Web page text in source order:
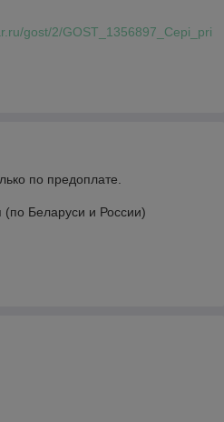
gost/2/GOST_1356897_Cepi_pri
по предоплате.
Беларуси и России)